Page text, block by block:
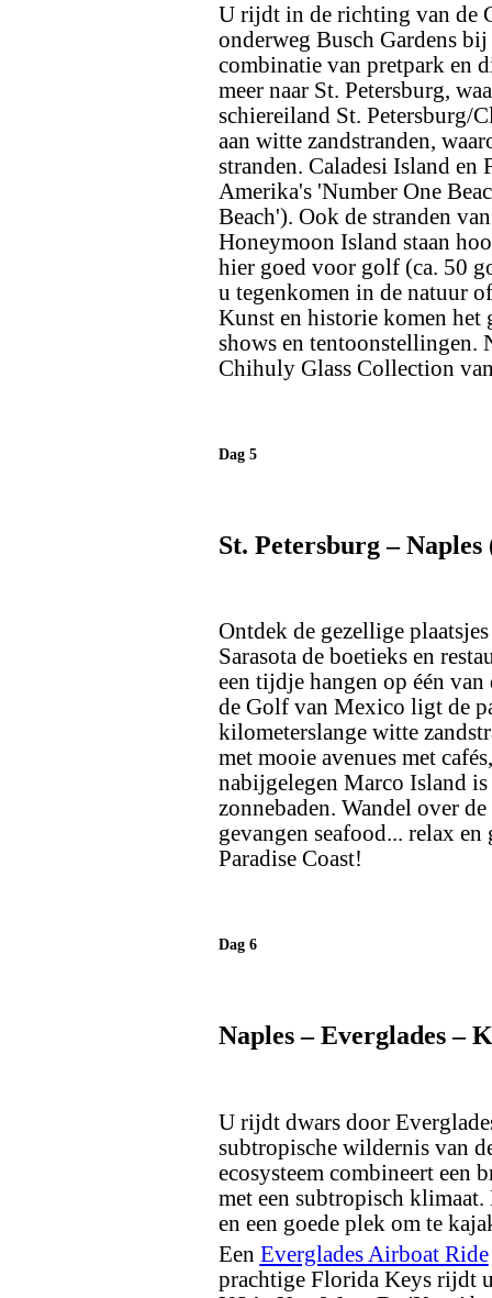
U rijdt in de richting van de
onderweg Busch Gardens bij
combinatie van pretpark en
meer naar St. Petersburg,
schiereiland St. Petersburg/
aan witte zandstranden,
stranden. Caladesi Island
Amerika's 'Number One
Beach'). Ook de stranden
Honeymoon Island staan
hier goed voor golf (ca. 50
u tegenkomen in de natuur
Kunst en historie komen het
shows en tentoonstellingen.
Chihuly Glass Collection
Dag 5
St. Petersburg – Naples
Ontdek de gezellige
Sarasota de boetieks en
een tijdje hangen op één
de Golf van Mexico ligt de
kilometerslange witte
met mooie avenues met
nabijgelegen Marco Island
zonnebaden. Wandel over
gevangen seafood... relax
Paradise Coast!
Dag 6
Naples – Everglades –
U rijdt dwars door
subtropische wildernis van
ecosysteem combineert een
met een subtropisch klimaat.
en een goede plek om te
Een Everglades Airboat Ride
prachtige Florida Keys rijdt